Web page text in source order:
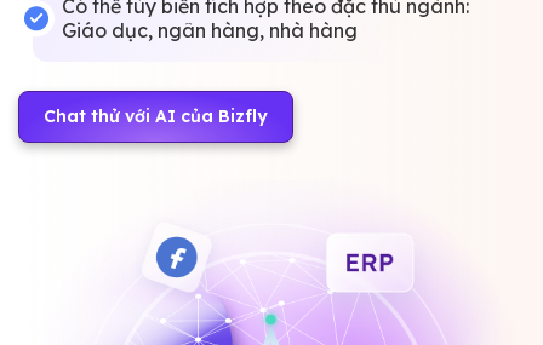
Có thể tùy biến tích hợp theo đặc thù ngành:
Giáo dục, ngân hàng, nhà hàng
Chat thử với AI của Bizfly